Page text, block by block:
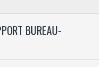
BUREAU-